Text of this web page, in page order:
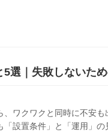
選｜失敗しないた
、ワクワクと同時に不安
設置条件」と「運用」